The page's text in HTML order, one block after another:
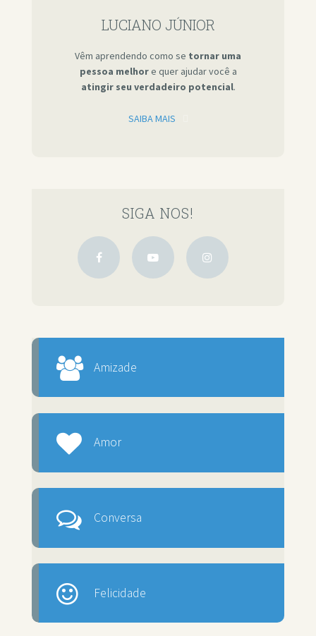
LUCIANO JÚNIOR
Vêm aprendendo como se tornar uma
pessoa melhore quer ajudar você a
atingir seu verdadeiro potencial.
SAIBA MAIS
SIGA NOS!
Amizade
Amor
Conversa
Felicidade